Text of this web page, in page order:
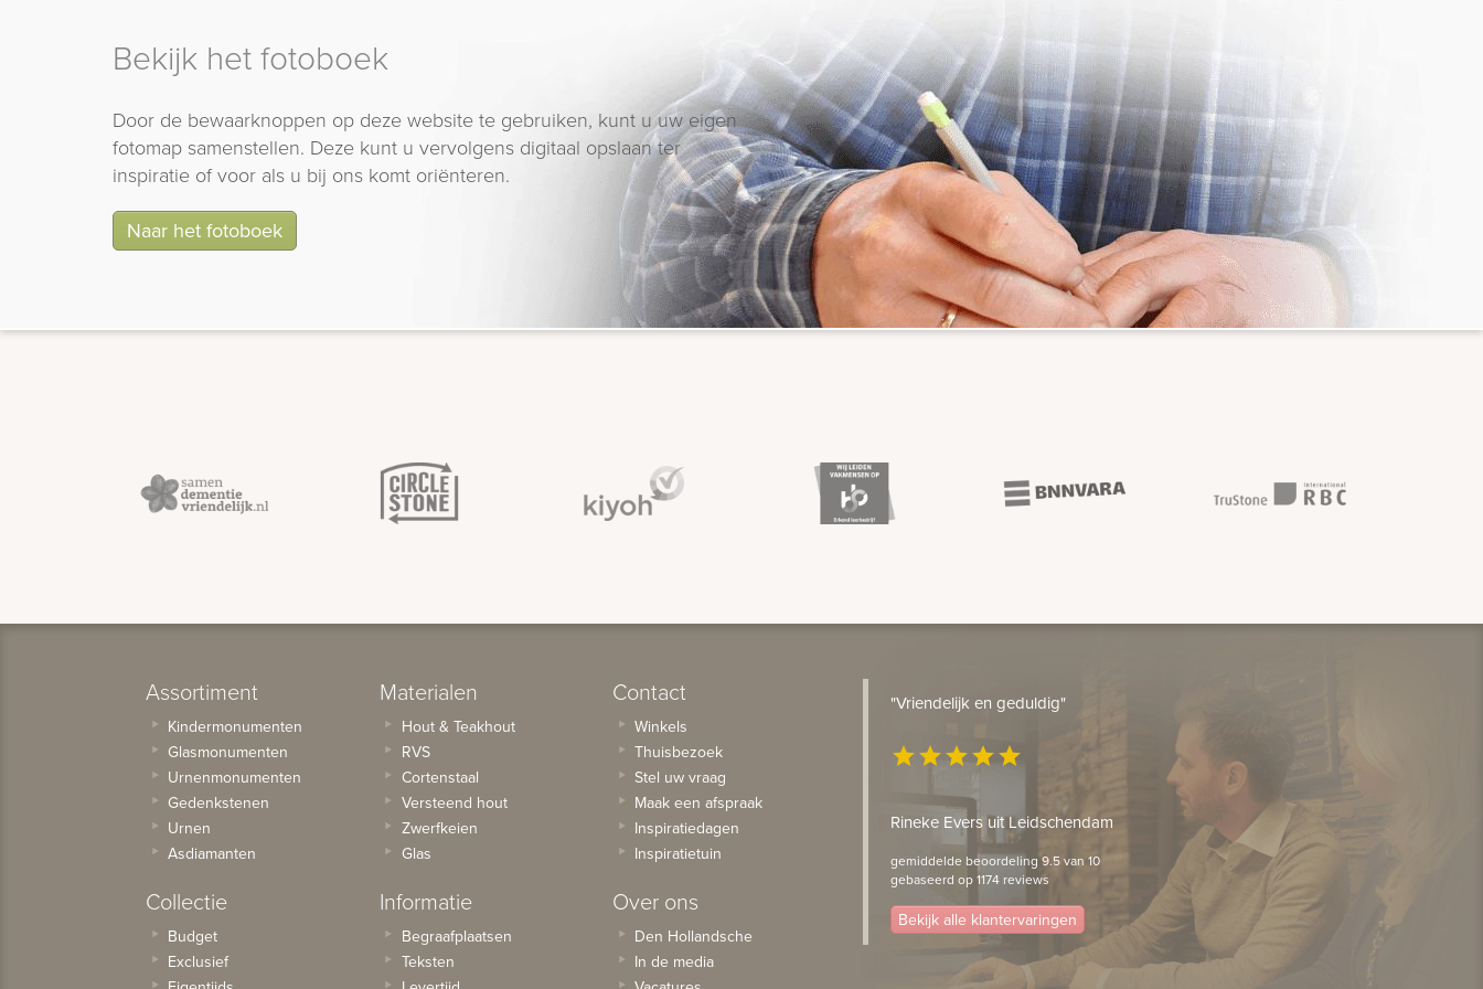
Bekijk het fotoboek
Door de bewaarknoppen op deze website te gebruiken, kunt u uw eigen
fotomap samenstellen. Deze kunt u vervolgens digitaal opslaan ter
inspiratie of voor als u bij ons komt oriënteren.
Naar het fotoboek
Assortiment
Kindermonumenten
Glasmonumenten
Urnenmonumenten
Gedenkstenen
Urnen
Asdiamanten
Collectie
Budget
Exclusief
Materialen
Hout & Teakhout
RVS
Cortenstaal
Versteend hout
Zwerfkeien
Glas
Informatie
Begraafplaatsen
Teksten
Contact
Winkels
Thuisbezoek
Stel uw vraag
Maak een afspraak
Inspiratiedagen
Inspiratietuin
Over ons
Den Hollandsche
In de media
"Vriendelijk en geduldig"
starstarstarstarstar
Rineke Evers uit Leidschendam
gemiddelde beoordeling 9.5 van 10
gebaseerd op 1174 reviews
Bekijk alle klantervaringen